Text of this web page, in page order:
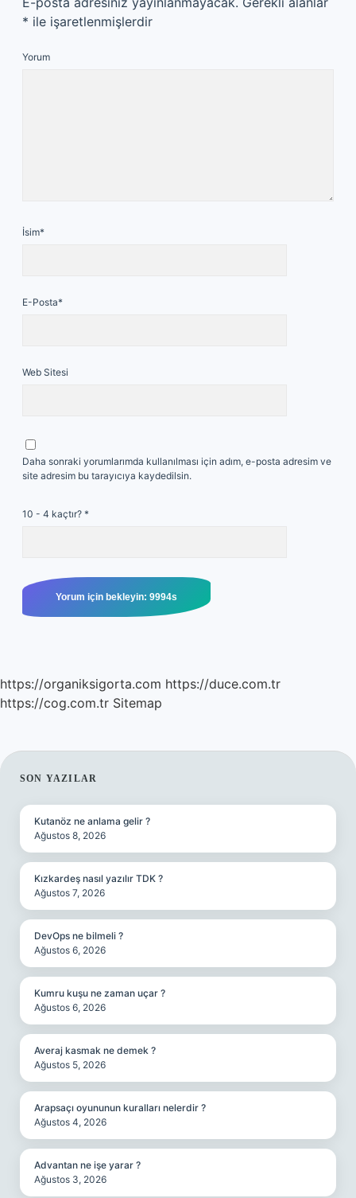
* ile işaretlenmişlerdir
Yorum
İsim*
E-Posta*
Web Sitesi
Daha sonraki yorumlarımda kullanılması için adım, e-posta adresim ve
site adresim bu tarayıcıya kaydedilsin.
10 - 4 kaçtır? *
https://organiksigorta.com https://duce.com.tr
https://cog.com.tr Sitemap
SIDEBAR
SON YAZILAR
Kutanöz ne anlama gelir ?
Ağustos 8, 2026
Kızkardeş nasıl yazılır TDK ?
Ağustos 7, 2026
DevOps ne bilmeli ?
Ağustos 6, 2026
Kumru kuşu ne zaman uçar ?
Ağustos 6, 2026
Averaj kasmak ne demek ?
Ağustos 5, 2026
Arapsaçı oyununun kuralları nelerdir ?
Ağustos 4, 2026
Advantan ne işe yarar ?
Ağustos 3, 2026